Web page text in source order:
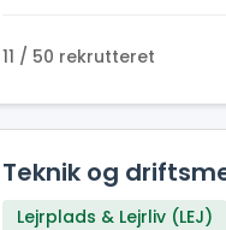
11 / 50 rekrutteret
Teknik og
Lejrplads & Lejrliv (LEJ)